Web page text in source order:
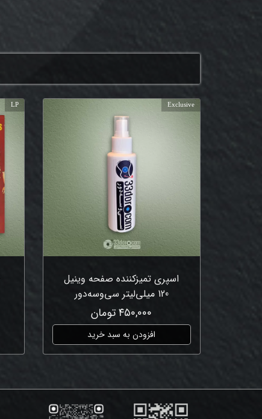
اسپری تمیزکننده صفحه وینیل
120 میلی‌لیتر سی‌وسه‌دور
۴۵۰,۰۰۰ تومان
افزودن به سبد خرید
Exclusive
LP